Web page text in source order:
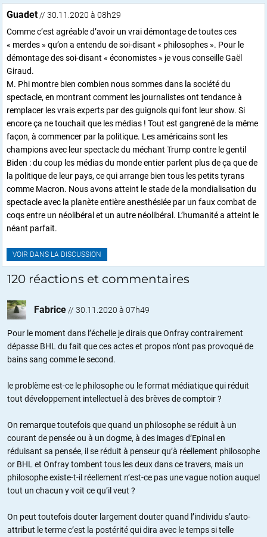
Guadet// 30.11.2020 à 08h29
Comme c’est agréable d’avoir un vrai démontage de toutes ces
« merdes » qu’on a entendu de soi-disant « philosophes ». Pour le
démontage des soi-disant « économistes » je vous conseille Gaël
Giraud.
M. Phi montre bien combien nous sommes dans la société du
spectacle, en montrant comment les journalistes ont tendance à
remplacer les vrais experts par des guignols qui font leur show. Si
encore ça ne touchait que les médias ! Tout est gangrené de la même
façon, à commencer par la politique. Les américains sont les
champions avec leur spectacle du méchant Trump contre le gentil
Biden : du coup les médias du monde entier parlent plus de ça que de
la politique de leur pays, ce qui arrange bien tous les petits tyrans
comme Macron. Nous avons atteint le stade de la mondialisation du
spectacle avec la planète entière anesthésiée par un faux combat de
coqs entre un néolibéral et un autre néolibéral. L’humanité a atteint le
néant parfait.
VOIR DANS LA DISCUSSION
120 réactions et commentaires
Fabrice // 30.11.2020 à 07h49
Pour le moment dans l’échelle je dirais que Onfray contrairement
dépasse BHL du fait que ces actes et propos n’ont pas provoqué de
bains sang comme le second.
le problème est-ce le philosophe ou le format médiatique qui réduit
tout développement intellectuel à des brèves de comptoir ?
On remarque toutefois que quand un philosophe se réduit à un
courant de pensée ou à un dogme, à des images d’Epinal en
réduisant sa pensée, il se réduit à penseur qu’à réellement philosophe
or BHL et Onfray tombent tous les deux dans ce travers, mais un
philosophe existe-t-il réellement n’est-ce pas une vague notion auquel
tout un chacun y voit ce qu’il veut ?
On peut toutefois douter largement douter quand l’individu s’auto-
attribut le terme c’est la postérité qui dira avec le temps si telle